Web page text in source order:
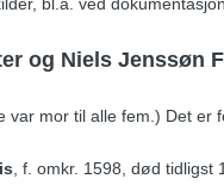
og Niels Jenssøn
var mor til alle fem.) Det
, f. omkr. 1598, død